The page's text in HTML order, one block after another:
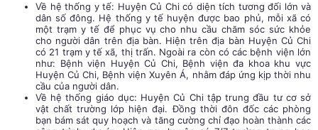
Về hệ thống y tế: Huyện Củ Chi có diện tích tương đối lớn và
dân số đông. Hệ thống y tế huyện được bao phủ, mỗi xã có
một trạm y tế để phục vụ cho nhu cầu chăm sóc sức khỏe
cho người dân trên địa bàn. Hiện trên địa bàn Huyện Củ Chi
có 21 trạm y tế xã, thị trấn. Ngoài ra còn có các bệnh viện lớn
như: Bệnh viện Huyện Củ Chi, Bệnh viện đa khoa khu vực
Huyện Củ Chi, Bệnh viện Xuyên Á, nhằm đáp ứng kịp thời nhu
cầu của người dân.
Về hệ thống giáo dục: Huyện Củ Chi tập trung đầu tư cơ sở
vật chất trường lớp hiện đại. Đồng thời đôn đốc các phòng
bạn bám sát quy hoạch và tăng cường chỉ đạo hoàn thành các